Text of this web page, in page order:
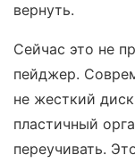
вернуть.
Сейчас это не
пейджер.
не жесткий
пластичный
переучивать.